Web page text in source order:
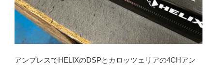
アンプレスでHELIXのDSPとカロッツェリアの4CHアン